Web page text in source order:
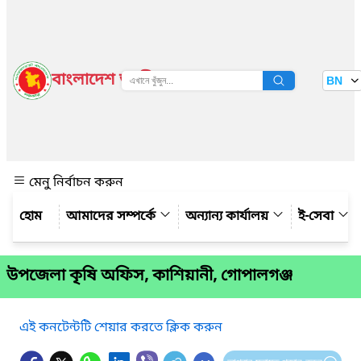
বাংলাদেশ জাতীয় তথ্য বাতায়ন BN
মেনু নির্বাচন করুন
আমাদের সম্পর্কে
অন্যান্য কার্যালয় ই-সেবা
উপজেলা কৃষি অফিস, কাশিয়ানী, গোপালগঞ্জ
এই কনটেন্টটি শেয়ার করতে ক্লিক করুন